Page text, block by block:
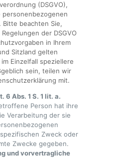
(DSGVO),
personenbezogenen
Bitte beachten Sie,
der DSGVO
in Ihrem
Sitzland gelten
Einzelfall speziellere
sein, teilen wir
mit.
6 Abs. 1 S. 1 lit. a.
Person hat ihre
Verarbeitung der sie
Zweck oder
Zwecke gegeben.
und vorvertragliche